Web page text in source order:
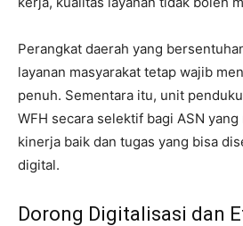
Perangkat daerah yang
layanan masyarakat tetap wajib
penuh. Sementara itu, unit
WFH secara selektif bagi ASN
kinerja baik dan tugas yang bisa
digital.
Dorong Digitalisasi dan